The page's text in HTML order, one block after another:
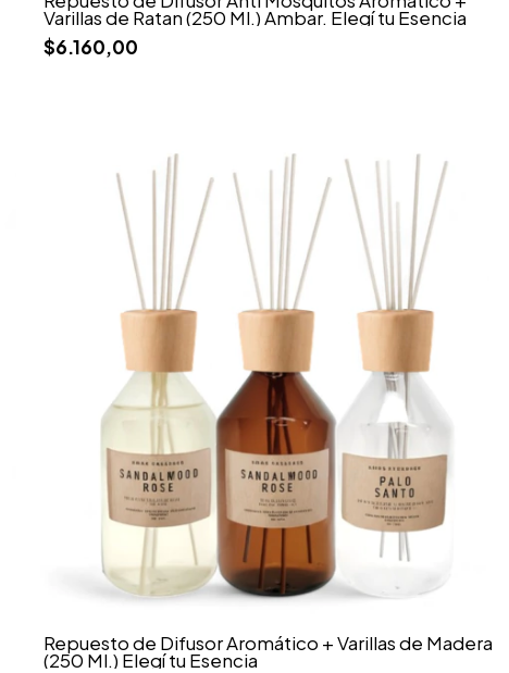
Varillas de Ratan (250 Ml.) Ambar. Elegí tu Esencia
$6.160,00
Repuesto de Difusor Aromático + Varillas de Madera
(250 Ml.) Elegí tu Esencia